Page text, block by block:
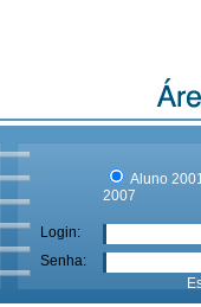
Aluno
2007
Login:
Senha: